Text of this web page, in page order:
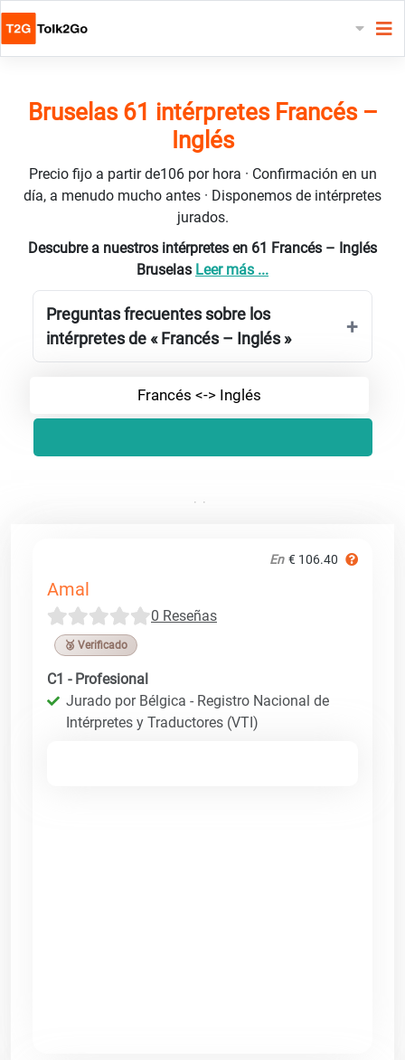
Bruselas 61 intérpretes Francés –
Inglés
Precio fijo a partir de106 por hora · Confirmación en un
día, a menudo mucho antes · Disponemos de intérpretes
jurados.
Descubre a nuestros intérpretes en 61 Francés – Inglés
Bruselas Leer más ...
Preguntas frecuentes sobre los
intérpretes de « Francés – Inglés »
Francés <-> Inglés
En € 106.40
Amal
0 Reseñas
🥉 Verificado
C1 - Profesional
Jurado por Bélgica - Registro Nacional de
Intérpretes y Traductores (VTI)